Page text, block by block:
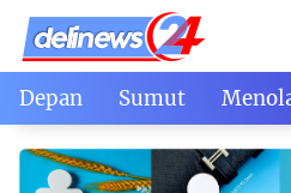
Skip
content
Depan Sumut